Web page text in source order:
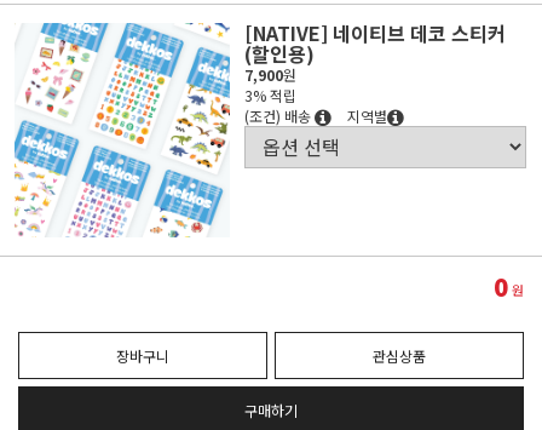
[NATIVE] 네이티브 데코 스티커
(할인용)
7,900원
3% 적립
(조건) 배송
지역별
0원
장바구니 관심상품
구매하기